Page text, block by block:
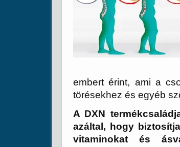
embert érint, ami a
törésekhez és egyéb
A DXN
azáltal, hogy
vitaminokat és